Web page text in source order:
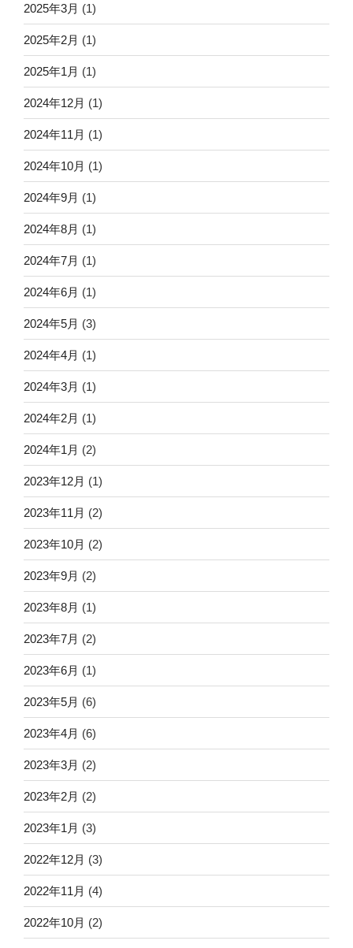
2025年3月 (1)
2025年2月 (1)
2025年1月 (1)
2024年12月 (1)
2024年11月 (1)
2024年10月 (1)
2024年9月 (1)
2024年8月 (1)
2024年7月 (1)
2024年6月 (1)
2024年5月 (3)
2024年4月 (1)
2024年3月 (1)
2024年2月 (1)
2024年1月 (2)
2023年12月 (1)
2023年11月 (2)
2023年10月 (2)
2023年9月 (2)
2023年8月 (1)
2023年7月 (2)
2023年6月 (1)
2023年5月 (6)
2023年4月 (6)
2023年3月 (2)
2023年2月 (2)
2023年1月 (3)
2022年12月 (3)
2022年11月 (4)
2022年10月 (2)